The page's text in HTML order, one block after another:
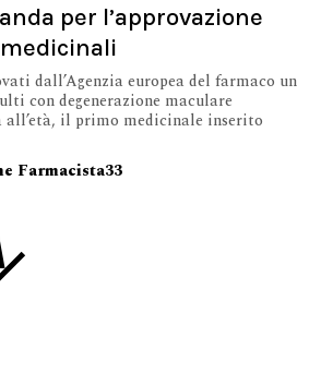
per l’approvazione
dall’Agenzia europea del farmaco un
con degenerazione maculare
all’età, il primo medicinale inserito
Farmacista33